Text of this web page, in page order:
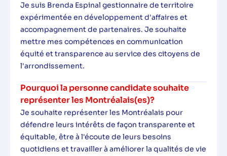
Je suis Brenda Espinal gestionnaire de territoire
expérimentée en développement d'affaires et
accompagnement de partenaires. Je souhaite
mettre mes compétences en communication
équité et transparence au service des citoyens de
l'arrondissement.
Pourquoi la personne candidate souhaite
représenter les Montréalais(es)?
Je souhaite représenter les Montréalais pour
défendre leurs intérêts de façon transparente et
équitable, être à l'écoute de leurs besoins
quotidiens et travailler à améliorer la qualités de vie